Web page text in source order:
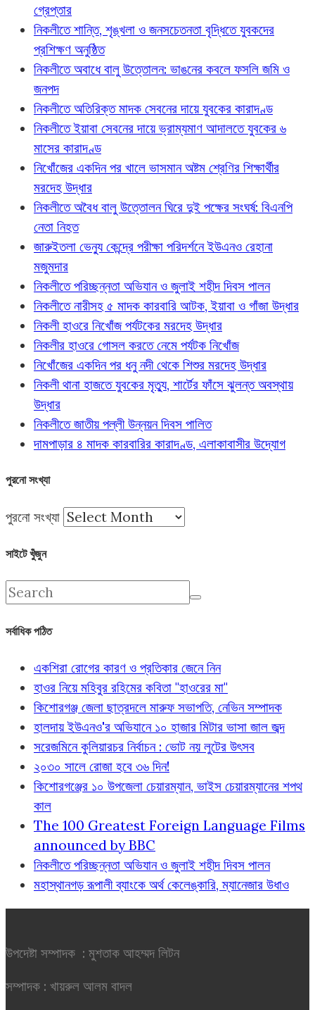
গ্রেপ্তার
নিকলীতে শান্তি, শৃঙ্খলা ও জনসচেতনতা বৃদ্ধিতে যুবকদের
প্রশিক্ষণ অনুষ্ঠিত
নিকলীতে অবাধে বালু উত্তোলন: ভাঙনের কবলে ফসলি জমি ও
জনপদ
নিকলীতে অতিরিক্ত মাদক সেবনের দায়ে যুবকের কারাদণ্ড
নিকলীতে ইয়াবা সেবনের দায়ে ভ্রাম্যমাণ আদালতে যুবকের ৬
মাসের কারাদণ্ড
নিখোঁজের একদিন পর খালে ভাসমান অষ্টম শ্রেণির শিক্ষার্থীর
মরদেহ উদ্ধার
নিকলীতে অবৈধ বালু উত্তোলন ঘিরে দুই পক্ষের সংঘর্ষ: বিএনপি
নেতা নিহত
জারুইতলা ভেন্যু কেন্দ্রে পরীক্ষা পরিদর্শনে ইউএনও রেহানা
মজুমদার
নিকলীতে পরিচ্ছন্নতা অভিযান ও জুলাই শহীদ দিবস পালন
নিকলীতে নারীসহ ৫ মাদক কারবারি আটক, ইয়াবা ও গাঁজা উদ্ধার
নিকলী হাওরে নিখোঁজ পর্যটকের মরদেহ উদ্ধার
নিকলীর হাওরে গোসল করতে নেমে পর্যটক নিখোঁজ
নিখোঁজের একদিন পর ধনু নদী থেকে শিশুর মরদেহ উদ্ধার
নিকলী থানা হাজতে যুবকের মৃত্যু, শার্টের ফাঁসে ঝুলন্ত অবস্থায়
উদ্ধার
নিকলীতে জাতীয় পল্লী উন্নয়ন দিবস পালিত
দামপাড়ার ৪ মাদক কারবারির কারাদণ্ড, এলাকাবাসীর উদ্যোগ
পুরনো সংখ্যা
পুরনো সংখ্যা
সাইটে খুঁজুন
সর্বাধিক পঠিত
একশিরা রোগের কারণ ও প্রতিকার জেনে নিন
হাওর নিয়ে মহিবুর রহিমের কবিতা "হাওরের মা"
কিশোরগঞ্জ জেলা ছাত্রদলে মারুফ সভাপতি, নেভিন সম্পাদক
হালদায় ইউএনও'র অভিযানে ১০ হাজার মিটার ভাসা জাল জব্দ
সরেজমিনে কুলিয়ারচর নির্বাচন : ভোট নয় লুটের উৎসব
২০৩০ সালে রোজা হবে ৩৬ দিন!
কিশোরগঞ্জের ১০ উপজেলা চেয়ারম্যান, ভাইস চেয়ারম্যানের শপথ
কাল
The 100 Greatest Foreign Language Films
announced by BBC
নিকলীতে পরিচ্ছন্নতা অভিযান ও জুলাই শহীদ দিবস পালন
মহাস্থানগড় রূপালী ব্যাংকে অর্থ কেলেঙ্কারি, ম্যানেজার উধাও
উপদেষ্টা সম্পাদক : মুশতাক আহম্মদ লিটন
সম্পাদক : খায়রুল আলম বাদল